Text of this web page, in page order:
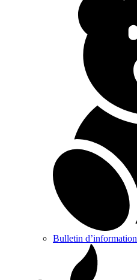
Bulletin d’information